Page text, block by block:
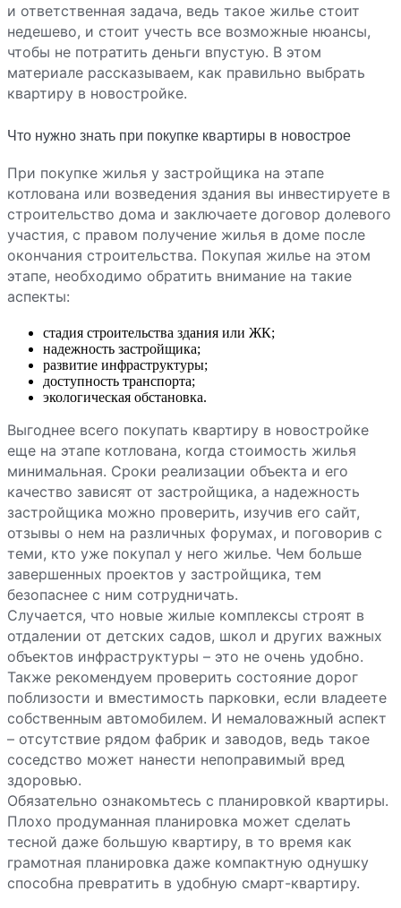
и ответственная задача, ведь такое жилье стоит
недешево, и стоит учесть все возможные нюансы,
чтобы не потратить деньги впустую. В этом
материале рассказываем, как правильно выбрать
квартиру в новостройке.
Что нужно знать при покупке квартиры в новострое
При покупке жилья у застройщика на этапе
котлована или возведения здания вы инвестируете в
строительство дома и заключаете договор долевого
участия, с правом получение жилья в доме после
окончания строительства. Покупая жилье на этом
этапе, необходимо обратить внимание на такие
аспекты:
стадия строительства здания или ЖК;
надежность застройщика;
развитие инфраструктуры;
доступность транспорта;
экологическая обстановка.
Выгоднее всего покупать квартиру в новостройке
еще на этапе котлована, когда стоимость жилья
минимальная. Сроки реализации объекта и его
качество зависят от застройщика, а надежность
застройщика можно проверить, изучив его сайт,
отзывы о нем на различных форумах, и поговорив с
теми, кто уже покупал у него жилье. Чем больше
завершенных проектов у застройщика, тем
безопаснее с ним сотрудничать.
Случается, что новые жилые комплексы строят в
отдалении от детских садов, школ и других важных
объектов инфраструктуры – это не очень удобно.
Также рекомендуем проверить состояние дорог
поблизости и вместимость парковки, если владеете
собственным автомобилем. И немаловажный аспект
– отсутствие рядом фабрик и заводов, ведь такое
соседство может нанести непоправимый вред
здоровью.
Обязательно ознакомьтесь с планировкой квартиры.
Плохо продуманная планировка может сделать
тесной даже большую квартиру, в то время как
грамотная планировка даже компактную однушку
способна превратить в удобную смарт-квартиру.